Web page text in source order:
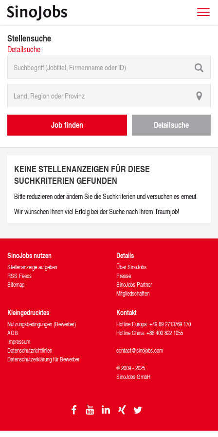
Stellensuche
Detailsuche
Job finden Detailsuche
KEINE STELLENANZEIGEN FÜR DIESE
SUCHKRITERIEN GEFUNDEN
Bitte reduzieren oder ändern Sie die Suchkriterien und versuchen es erneut.
Wir wünschen Ihnen viel Erfolg bei der Suche nach Ihrem Traumjob!
SinoJobs nutzen
Stellenanzeige aufgeben
RSS Feeds
Sitemap
Details
Über SinoJobs
Presse
SinoJobs Partner
Mitgliedschaften
Kleingedrucktes
Nutzungsbedingungen (Bewerber)
AGB
Impressum
Datenschutzrichtlinien
Datenschutzerklärung für Bewerber
Kontakt
Hotline Europa: +49 69 2713769 170
Hotline China: +86 400 822 1055
contact@sinojobs.com
© 2009 - 2025
SinoJobs GmbH